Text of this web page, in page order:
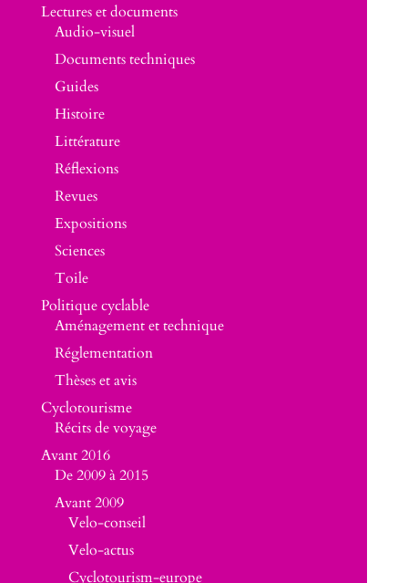
Lectures et documents
Audio-visuel
Documents techniques
Guides
Histoire
Littérature
Réflexions
Revues
Expositions
Sciences
Toile
Politique cyclable
Aménagement et technique
Réglementation
Thèses et avis
Cyclotourisme
Récits de voyage
Avant 2016
De 2009 à 2015
Avant 2009
Velo-conseil
Velo-actus
Cyclotourism-europe